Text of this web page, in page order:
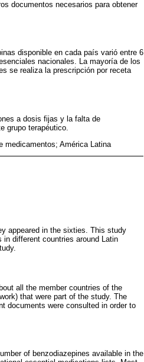
documentos necesarios para obtener
disponible en cada país varió entre 6
nacionales. La mayoría de los
se realiza la prescripción por receta
a dosis fijas y la falta de
grupo terapéutico.
medicamentos; América Latina
appeared in the sixties. This study
different countries around Latin
all the member countries of the
that were part of the study. The
documents were consulted in order to
of benzodiazepines available in the